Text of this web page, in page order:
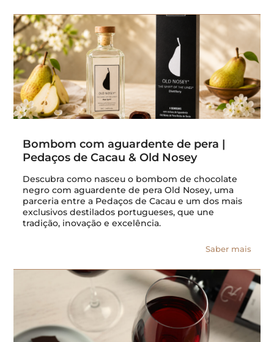
Bombom com aguardente de pera |
Pedaços de Cacau & Old Nosey
Descubra como nasceu o bombom de chocolate
negro com aguardente de pera Old Nosey, uma
parceria entre a Pedaços de Cacau e um dos mais
exclusivos destilados portugueses, que une
tradição, inovação e excelência.
Saber mais